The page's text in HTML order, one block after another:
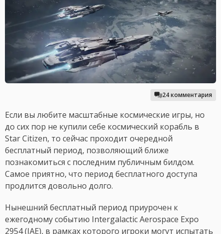
24 комментария
Если вы любите масштабные космические игры, но
до сих пор не купили себе космический корабль в
Star Citizen, то сейчас проходит очередной
бесплатный период, позволяющий ближе
познакомиться с последним публичным билдом.
Самое приятно, что период бесплатного доступа
продлится довольно долго.
Нынешний бесплатный период приурочен к
ежегодному событию Intergalactic Aerospace Expo
2954 (IAE), в рамках которого игроки могут испытать